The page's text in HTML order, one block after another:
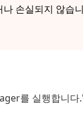
손실되지 않습
를 실행합니다